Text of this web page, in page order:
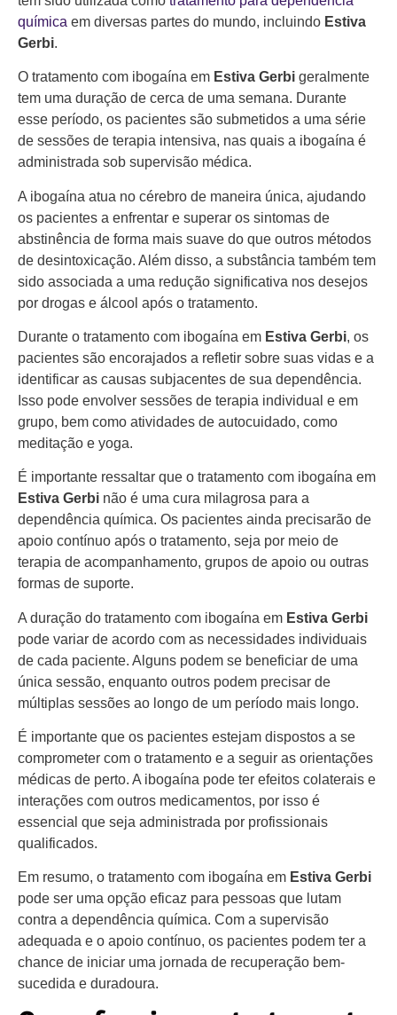
química em diversas partes do mundo, incluindo Estiva
Gerbi.
O tratamento com ibogaína em Estiva Gerbi geralmente
tem uma duração de cerca de uma semana. Durante
esse período, os pacientes são submetidos a uma série
de sessões de terapia intensiva, nas quais a ibogaína é
administrada sob supervisão médica.
A ibogaína atua no cérebro de maneira única, ajudando
os pacientes a enfrentar e superar os sintomas de
abstinência de forma mais suave do que outros métodos
de desintoxicação. Além disso, a substância também tem
sido associada a uma redução significativa nos desejos
por drogas e álcool após o tratamento.
Durante o tratamento com ibogaína em Estiva Gerbi, os
pacientes são encorajados a refletir sobre suas vidas e a
identificar as causas subjacentes de sua dependência.
Isso pode envolver sessões de terapia individual e em
grupo, bem como atividades de autocuidado, como
meditação e yoga.
É importante ressaltar que o tratamento com ibogaína em
Estiva Gerbi não é uma cura milagrosa para a
dependência química. Os pacientes ainda precisarão de
apoio contínuo após o tratamento, seja por meio de
terapia de acompanhamento, grupos de apoio ou outras
formas de suporte.
A duração do tratamento com ibogaína em Estiva Gerbi
pode variar de acordo com as necessidades individuais
de cada paciente. Alguns podem se beneficiar de uma
única sessão, enquanto outros podem precisar de
múltiplas sessões ao longo de um período mais longo.
É importante que os pacientes estejam dispostos a se
comprometer com o tratamento e a seguir as orientações
médicas de perto. A ibogaína pode ter efeitos colaterais e
interações com outros medicamentos, por isso é
essencial que seja administrada por profissionais
qualificados.
Em resumo, o tratamento com ibogaína em Estiva Gerbi
pode ser uma opção eficaz para pessoas que lutam
contra a dependência química. Com a supervisão
adequada e o apoio contínuo, os pacientes podem ter a
chance de iniciar uma jornada de recuperação bem-
sucedida e duradoura.